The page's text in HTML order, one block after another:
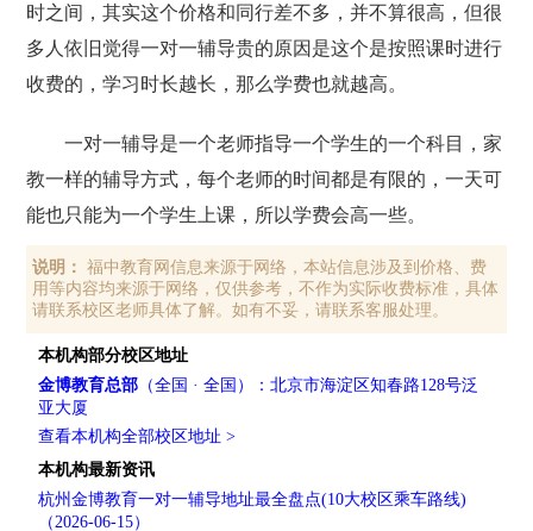
时之间，其实这个价格和同行差不多，并不算很高，但很
多人依旧觉得一对一辅导贵的原因是这个是按照课时进行
收费的，学习时长越长，那么学费也就越高。
一对一辅导是一个老师指导一个学生的一个科目，家
教一样的辅导方式，每个老师的时间都是有限的，一天可
能也只能为一个学生上课，所以学费会高一些。
说明：
福中教育网信息来源于网络，本站信息涉及到价格、费
用等内容均来源于网络，仅供参考，不作为实际收费标准，具体
请联系校区老师具体了解。如有不妥，请联系客服处理。
本机构部分校区地址
金博教育总部 （全国 · 全国）：北京市海淀区知春路128号泛
亚大厦
查看本机构全部校区地址 >
本机构最新资讯
杭州金博教育一对一辅导地址最全盘点(10大校区乘车路线)
（2026-06-15）